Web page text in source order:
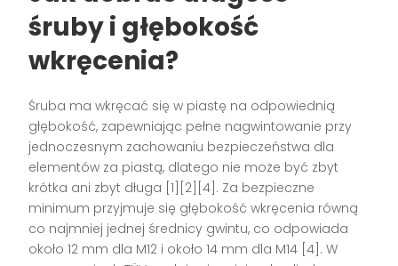
śruby i głębokość
wkręcenia?
Śruba ma wkręcać się w piastę na odpowiednią
głębokość, zapewniając pełne nagwintowanie przy
jednoczesnym zachowaniu bezpieczeństwa dla
elementów za piastą, dlatego nie może być zbyt
krótka ani zbyt długa [1][2][4]. Za bezpieczne
minimum przyjmuje się głębokość wkręcenia równą
co najmniej jednej średnicy gwintu, co odpowiada
około 12 mm dla M12 i około 14 mm dla M14 [4]. W